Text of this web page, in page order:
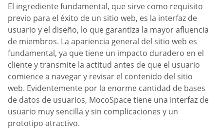
El ingrediente fundamental, que sirve como requisito
previo para el éxito de un sitio web, es la interfaz de
usuario y el diseño, lo que garantiza la mayor afluencia
de miembros. La apariencia general del sitio web es
fundamental, ya que tiene un impacto duradero en el
cliente y transmite la actitud antes de que el usuario
comience a navegar y revisar el contenido del sitio
web. Evidentemente por la enorme cantidad de bases
de datos de usuarios, MocoSpace tiene una interfaz de
usuario muy sencilla y sin complicaciones y un
prototipo atractivo.